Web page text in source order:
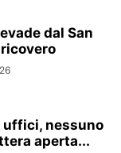
dal San
uffici, nessuno
aperta...